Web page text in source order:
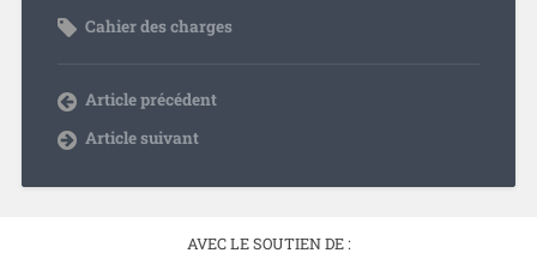
Cahier des charges
Article précédent
Article suivant
AVEC LE SOUTIEN DE :